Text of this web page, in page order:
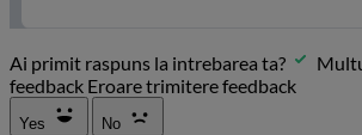
Ai primit raspuns la intrebarea ta?
feedback Eroare trimitere feedback
Yes No